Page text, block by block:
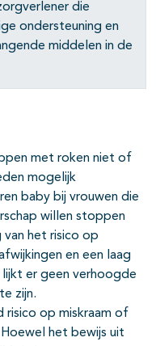
die
ondersteuning en
middelen in de
met roken niet of
mogelijk
baby bij vrouwen die
willen stoppen
van het risico op
en een laag
er geen verhoogde
zijn.
risico op miskraam of
het bewijs uit